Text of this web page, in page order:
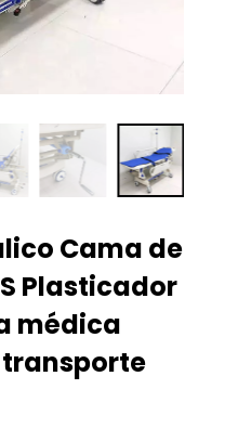
Cama de
Plasticador
médica